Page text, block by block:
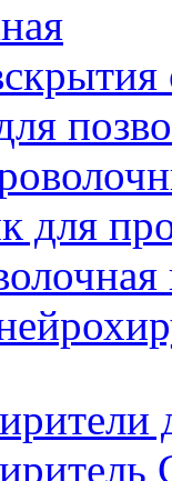
для